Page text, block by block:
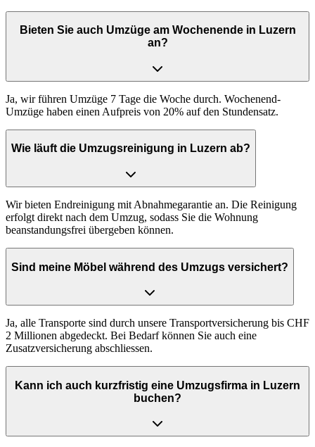
Bieten Sie auch Umzüge am Wochenende in Luzern
an?
Ja, wir führen Umzüge 7 Tage die Woche durch. Wochenend-
Umzüge haben einen Aufpreis von 20% auf den Stundensatz.
Wie läuft die Umzugsreinigung in Luzern ab?
Wir bieten Endreinigung mit Abnahmegarantie an. Die Reinigung
erfolgt direkt nach dem Umzug, sodass Sie die Wohnung
beanstandungsfrei übergeben können.
Sind meine Möbel während des Umzugs versichert?
Ja, alle Transporte sind durch unsere Transportversicherung bis CHF
2 Millionen abgedeckt. Bei Bedarf können Sie auch eine
Zusatzversicherung abschliessen.
Kann ich auch kurzfristig eine Umzugsfirma in Luzern
buchen?